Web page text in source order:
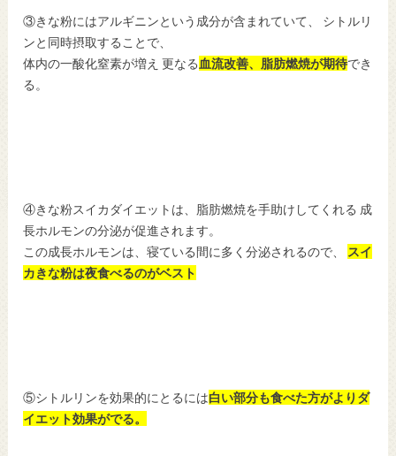
③きな粉にはアルギニンという成分が含まれていて、 シトルリ
ンと同時摂取することで、
体内の一酸化窒素が増え 更なる 血流改善、脂肪燃焼が期待でき
る。
④きな粉スイカダイエットは、脂肪燃焼を手助けしてくれる 成
長ホルモンの分泌が促進されます。
この成長ホルモンは、寝ている間に多く分泌されるので、
スイ
カきな粉は夜食べるのがベスト
⑤シトルリンを効果的にとるには白い部分も食べた方がよりダ
イエット効果がでる。